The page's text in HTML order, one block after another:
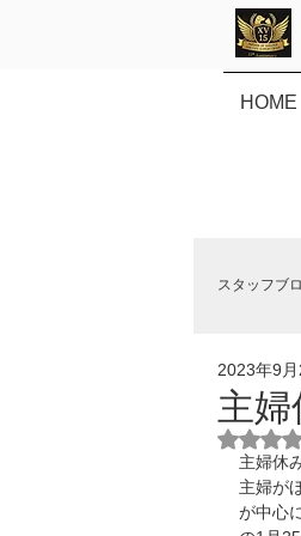
HOME
スタッフブ
保
主
2023年9月
5つ
主婦休
主婦が
が中心